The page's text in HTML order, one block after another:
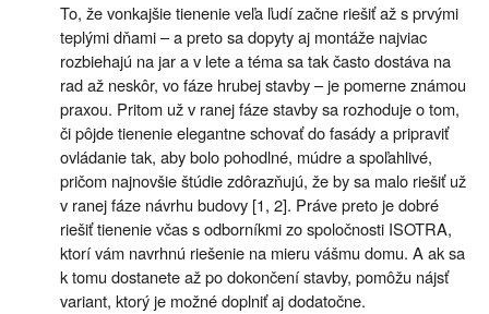
To, že vonkajšie tienenie veľa ľudí začne riešiť až s prvými
teplými dňami – a preto sa dopyty aj montáže najviac
rozbiehajú na jar a v lete a téma sa tak často dostáva na
rad až neskôr, vo fáze hrubej stavby – je pomerne známou
praxou. Pritom už v ranej fáze stavby sa rozhoduje o tom,
či pôjde tienenie elegantne schovať do fasády a pripraviť
ovládanie tak, aby bolo pohodlné, múdre a spoľahlivé,
pričom najnovšie štúdie zdôrazňujú, že by sa malo riešiť už
v ranej fáze návrhu budovy [1, 2]. Práve preto je dobré
riešiť tienenie včas s odborníkmi zo spoločnosti ISOTRA,
ktorí vám navrhnú riešenie na mieru vášmu domu. A ak sa
k tomu dostanete až po dokončení stavby, pomôžu nájsť
variant, ktorý je možné doplniť aj dodatočne.